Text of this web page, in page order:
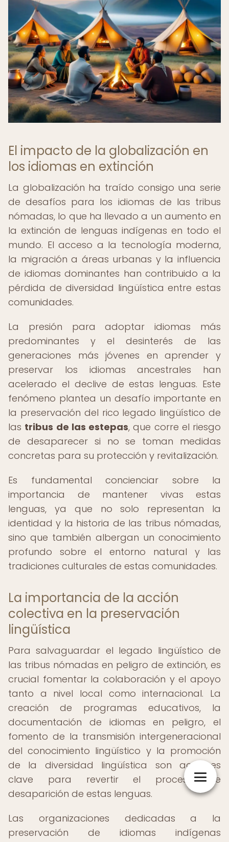
El impacto de la globalización en
los idiomas en extinción
La globalización ha traído consigo una serie
de desafíos para los idiomas de las tribus
nómadas, lo que ha llevado a un aumento en
la extinción de lenguas indígenas en todo el
mundo. El acceso a la tecnología moderna,
la migración a áreas urbanas y la influencia
de idiomas dominantes han contribuido a la
pérdida de diversidad lingüística entre estas
comunidades.
La presión para adoptar idiomas más
predominantes y el desinterés de las
generaciones más jóvenes en aprender y
preservar los idiomas ancestrales han
acelerado el declive de estas lenguas. Este
fenómeno plantea un desafío importante en
la preservación del rico legado lingüístico de
las tribus de las estepas, que corre el riesgo
de desaparecer si no se toman medidas
concretas para su protección y revitalización.
Es fundamental concienciar sobre la
importancia de mantener vivas estas
lenguas, ya que no solo representan la
identidad y la historia de las tribus nómadas,
sino que también albergan un conocimiento
profundo sobre el entorno natural y las
tradiciones culturales de estas comunidades.
La importancia de la acción
colectiva en la preservación
lingüística
Para salvaguardar el legado lingüístico de
las tribus nómadas en peligro de extinción, es
crucial fomentar la colaboración y el apoyo
tanto a nivel local como internacional. La
creación de programas educativos, la
documentación de idiomas en peligro, el
fomento de la transmisión intergeneracional
del conocimiento lingüístico y la promoción
de la diversidad lingüística son acciones
clave para revertir el proceso de
desaparición de estas lenguas.
Las organizaciones dedicadas a la
preservación de idiomas indígenas